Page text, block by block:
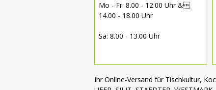
Mo - Fr: 8.00 - 12.00 Uhr &
14.00 - 18.00 Uhr
Sa: 8.00 - 13.00 Uhr
Ihr Online-Versand für Tischkultur,